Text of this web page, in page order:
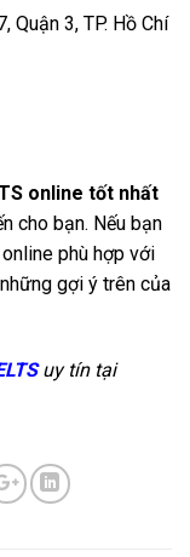
Quận 3, TP. Hồ Chí
online tốt nhất
cho bạn. Nếu bạn
phù hợp với
gợi ý trên của
uy tín tại